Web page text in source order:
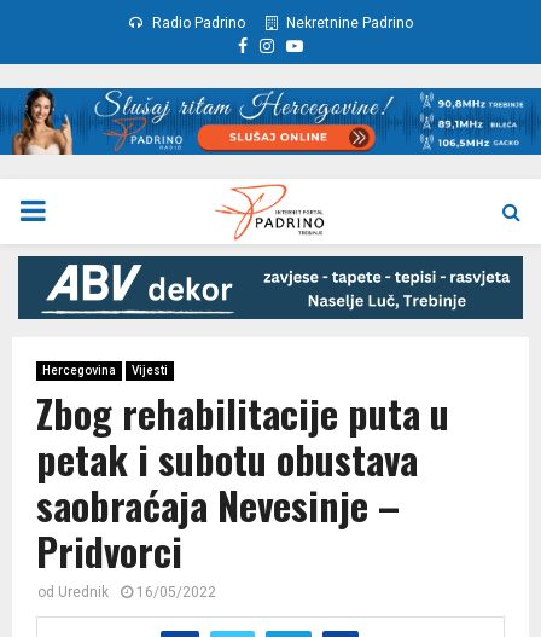
Radio Padrino Nekretnine Padrino
Facebook
Instagram
Youtube
PRIMARY
MENU
Hercegovina Vijesti
Zbog rehabilitacije puta u
petak i subotu obustava
saobraćaja Nevesinje –
Pridvorci
od Urednik 16/05/2022